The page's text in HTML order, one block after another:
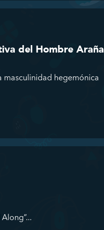
del Hombre Araña
masculinidad hegemónica